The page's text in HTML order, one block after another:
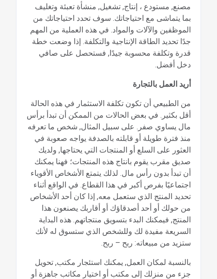
مصنع, مستودع ، إنتاج, تشغيل, منشأة تعبئة وتغليف
بما يتماشى مع احتياجاتك. سوف تحدد احتياجاتك من
الموظفين والآلات والمواد. في هذه العملية من المهم
جدًا تحديد الطاقة الإنتاجية والتكلفة. إذا وضعت خطة
قدرة وتكلفة محسوبة جيدًا, فستحصل على صافي
دخل أفضل.
أريد العمل بالتجارة
من الطبيعي أن تكون تكلفة الاستثمار في هذه الحالة
أقل بكثير. في بعض الحالات من الممكن أن تبدأ برأس
مال يساوي صفر. على سبيل المثال, شخص ما تعرفه
منذ فترة طويلة أو قابلته بالصدفة يواجه صعوبة في
العثور على السلع أو المنتجات التي يحتاجها, ولديك
صديق مقرب يقوم بانتاج هذه المنتجات؛ فهنا يمكنك
أن تبدأ بدون رأس مال. لذلك يتمتع الأشخاص الأقوياء
اجتماعيًا بفرص أكبر في هذا القطاع. في الواقع أثناء
تحديد المنتج الذي ستعمل معه, إذا كان أحد الأشخاص
من حولك أو أحد أصدقاؤك أو أقاربك يصنعون هذا
المنتج, فيمكنك البدء بتسويق منتجاتهم. هذه البداية
السريعة مفيدة لك وللشخص الذي ستسوق له لأنك
ستزيد من مبيعاته: ربح – ربح.
بالنسبة لمكان العمل, يمكنك استئجار مكتب, تحويل
جزء من منزلك إلى مكتب أو اختيار مكاتب جاهزة أو